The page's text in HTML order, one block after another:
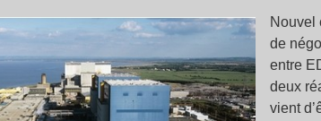
Nouvel
de
entre
deux
vient